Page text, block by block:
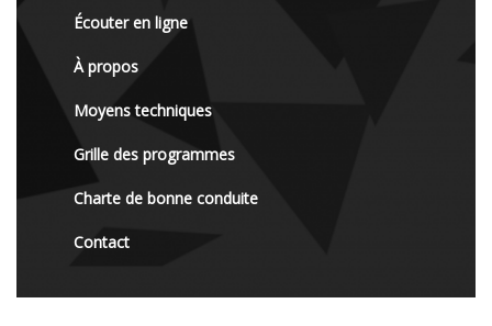
Écouter en ligne
À propos
Moyens techniques
Grille des programmes
Charte de bonne conduite
Contact